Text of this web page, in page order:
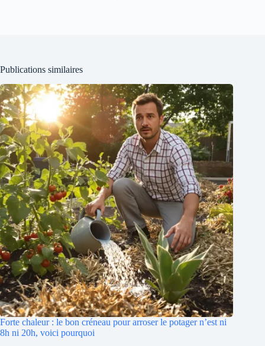
Publications similaires
Forte chaleur : le bon créneau pour arroser le potager n’est ni
8h ni 20h, voici pourquoi